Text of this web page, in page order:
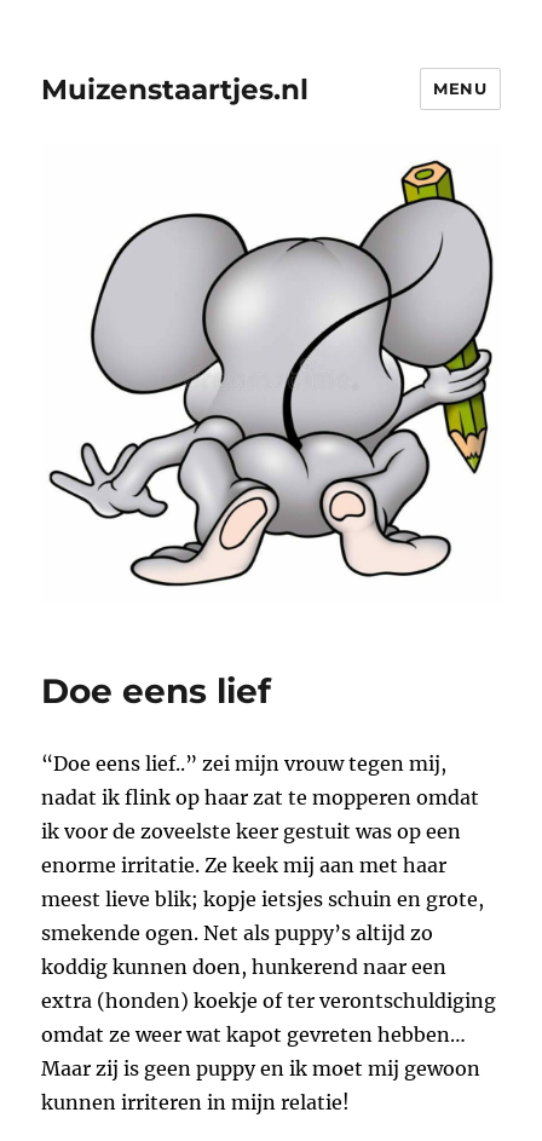
Muizenstaartjes.nl MENU
Doe eens lief
“Doe eens lief..” zei mijn vrouw tegen mij,
nadat ik flink op haar zat te mopperen omdat
ik voor de zoveelste keer gestuit was op een
enorme irritatie. Ze keek mij aan met haar
meest lieve blik; kopje ietsjes schuin en grote,
smekende ogen. Net als puppy’s altijd zo
koddig kunnen doen, hunkerend naar een
extra (honden) koekje of ter verontschuldiging
omdat ze weer wat kapot gevreten hebben…
Maar zij is geen puppy en ik moet mij gewoon
kunnen irriteren in mijn relatie!